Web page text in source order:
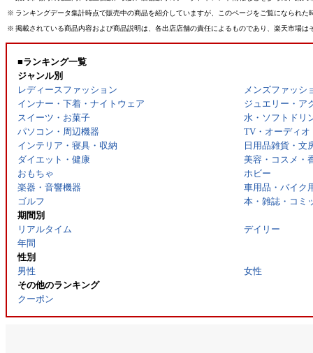
※ ランキングデータ集計時点で販売中の商品を紹介していますが、このページをご覧になられ
※ 掲載されている商品内容および商品説明は、各出店店舗の責任によるものであり、楽天市場
■ランキング一覧
ジャンル別
レディースファッション
メンズファッシ
インナー・下着・ナイトウェア
ジュエリー・ア
スイーツ・お菓子
水・ソフトドリ
パソコン・周辺機器
TV・オーディオ
インテリア・寝具・収納
日用品雑貨・文
ダイエット・健康
美容・コスメ・
おもちゃ
ホビー
楽器・音響機器
車用品・バイク
ゴルフ
本・雑誌・コミ
期間別
リアルタイム
デイリー
年間
性別
男性
女性
その他のランキング
クーポン